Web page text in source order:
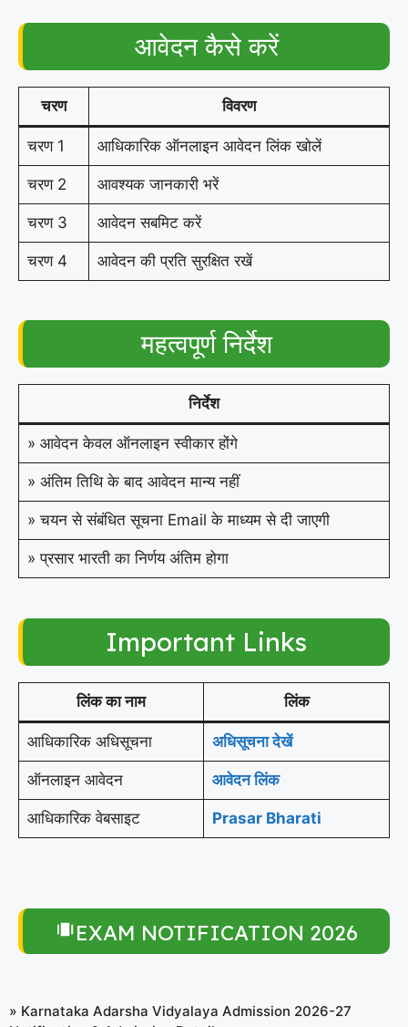
आवेदन कैसे करें
चरण विवरण
चरण 1 आधिकारिक ऑनलाइन आवेदन लिंक खोलें
चरण 2 आवश्यक जानकारी भरें
चरण 3 आवेदन सबमिट करें
चरण 4 आवेदन की प्रति सुरक्षित रखें
महत्वपूर्ण निर्देश
निर्देश
» आवेदन केवल ऑनलाइन स्वीकार होंगे
» अंतिम तिथि के बाद आवेदन मान्य नहीं
» चयन से संबंधित सूचना Email के माध्यम से दी जाएगी
» प्रसार भारती का निर्णय अंतिम होगा
Important Links
लिंक का नाम लिंक
आधिकारिक अधिसूचना अधिसूचना देखें
ऑनलाइन आवेदन आवेदन लिंक
आधिकारिक वेबसाइट Prasar Bharati
EXAM NOTIFICATION 2026
» Karnataka Adarsha Vidyalaya Admission 2026-27